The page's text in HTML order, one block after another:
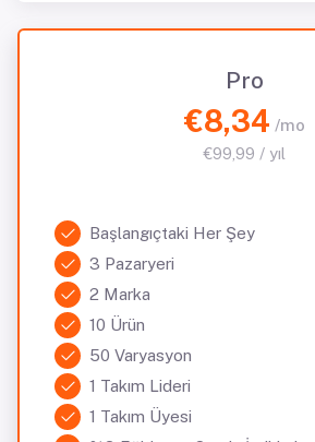
Pro
€8,34 /mo
€99,99 / yıl
Başlangıçtaki Her Şey
3 Pazaryeri
2 Marka
10 Ürün
50 Varyasyon
1 Takım Lideri
1 Takım Üyesi